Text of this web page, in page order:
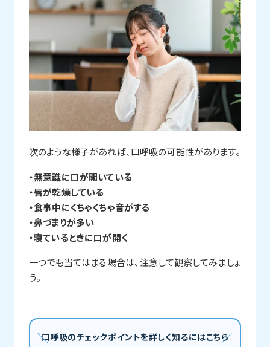
次のような様子があれば、口呼吸の可能性があります。
・無意識に口が開いている
・唇が乾燥している
・食事中にくちゃくちゃ音がする
・鼻づまりが多い
・寝ているときに口が開く
一つでも当てはまる場合は、注意して観察してみましょ
う。
口呼吸のチェックポイントを詳しく知るにはこちら